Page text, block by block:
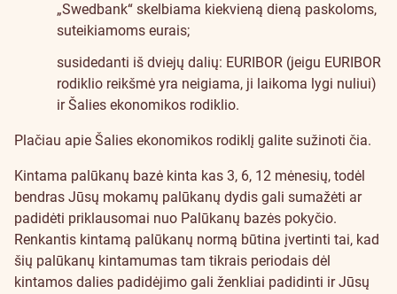
„Swedbank“ skelbiama kiekvieną dieną paskoloms,
suteikiamoms eurais;
susidedanti iš dviejų dalių: EURIBOR (jeigu EURIBOR
rodiklio reikšmė yra neigiama, ji laikoma lygi nuliui)
ir Šalies ekonomikos rodiklio.
Plačiau apie Šalies ekonomikos rodiklį galite sužinoti čia.
Kintama palūkanų bazė kinta kas 3, 6, 12 mėnesių, todėl
bendras Jūsų mokamų palūkanų dydis gali sumažėti ar
padidėti priklausomai nuo Palūkanų bazės pokyčio.
Renkantis kintamą palūkanų normą būtina įvertinti tai, kad
šių palūkanų kintamumas tam tikrais periodais dėl
kintamos dalies padidėjimo gali ženkliai padidinti ir Jūsų